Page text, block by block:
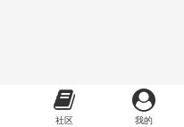
社区 我的